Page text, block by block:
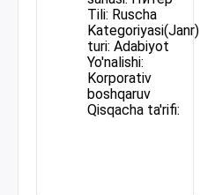
Tili: Ruscha
Kategoriyasi(Janr)
turi: Adabiyot
Yo'nalishi:
Korporativ
boshqaruv
Qisqacha ta'rifi: